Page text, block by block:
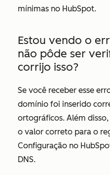
mínimas no HubSpot.
Estou vendo o
não pôde ser
corrijo isso?
Se você receber esse
domínio foi inserido
ortográficos. Além
o valor correto para o
Configuração no
DNS.